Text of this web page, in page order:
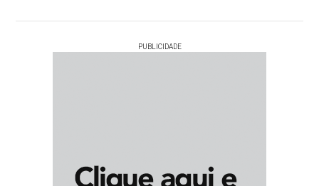
PUBLICIDADE